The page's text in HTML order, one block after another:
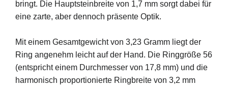
bringt. Die Hauptsteinbreite von 1,7 mm sorgt dabei für
eine zarte, aber dennoch präsente Optik.
Mit einem Gesamtgewicht von 3,23 Gramm liegt der
Ring angenehm leicht auf der Hand. Die Ringgröße 56
(entspricht einem Durchmesser von 17,8 mm) und die
harmonisch proportionierte Ringbreite von 3,2 mm